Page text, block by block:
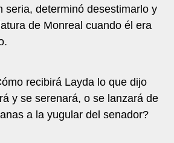
seria, determinó desestimarlo y
de Monreal cuando él era
recibirá Layda lo que dijo
y se serenará, o se lanzará de
a la yugular del senador?